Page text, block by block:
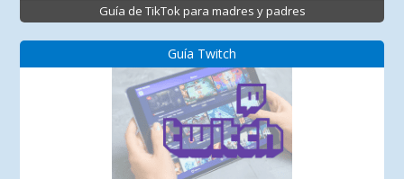
Guía de TikTok para madres y padres
Guía Twitch